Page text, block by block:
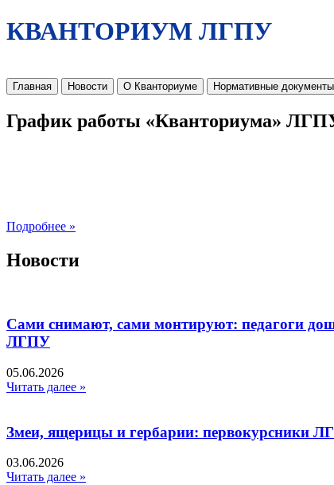
КВАНТОРИУМ ЛГПУ
Главная Новости О Кванториуме Нормативные документы
График работы «Кванториума»
Подробнее »
Новости
Сами снимают, сами монтируют: педагоги
ЛГПУ​
05.06.2026
Читать далее »
Змеи, ящерицы и гербарии: первокурсники
03.06.2026
Читать далее »